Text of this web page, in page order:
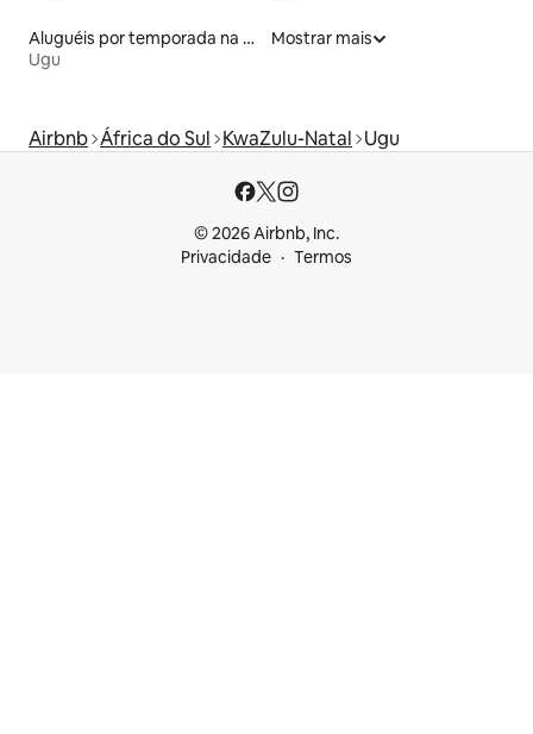
Aluguéis por temporada na orla
Ugu
Mostrar mais
Airbnb África do Sul KwaZulu-Natal Ugu
© 2026 Airbnb, Inc.
Privacidade
Termos